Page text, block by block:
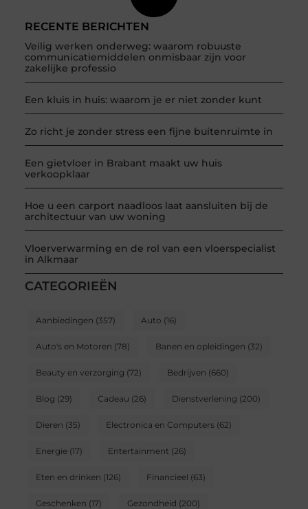
RECENTE BERICHTEN
Veilig werken onderweg: waarom robuuste
communicatiemiddelen onmisbaar zijn voor
zakelijke professio
Een kluis in huis: waarom je er niet zonder kunt
Zo richt je zonder stress een fijne buitenruimte in
Een gietvloer in Brabant maakt uw huis
verkoopklaar
Hoe u een carport naadloos laat aansluiten bij de
architectuur van uw woning
Vloerverwarming en de rol van een vloerspecialist
in Alkmaar
CATEGORIEËN
Aanbiedingen (357) Auto (16)
Auto's en Motoren (78) Banen en opleidingen (32)
Beauty en verzorging (72) Bedrijven (660)
Blog (29) Cadeau (26) Dienstverlening (200)
Dieren (35) Electronica en Computers(62)
Energie(17) Entertainment (26)
Eten en drinken (126) Financieel (63)
Geschenken (17) Gezondheid (200)